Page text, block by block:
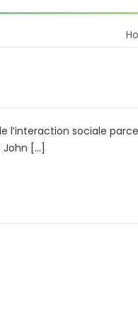
sociale
John […]